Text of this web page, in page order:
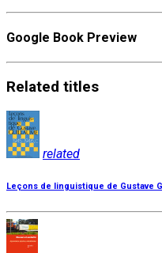
Google Book Preview
Related titles
related
Leçons de linguistique de Gustave